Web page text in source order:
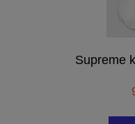
Supreme